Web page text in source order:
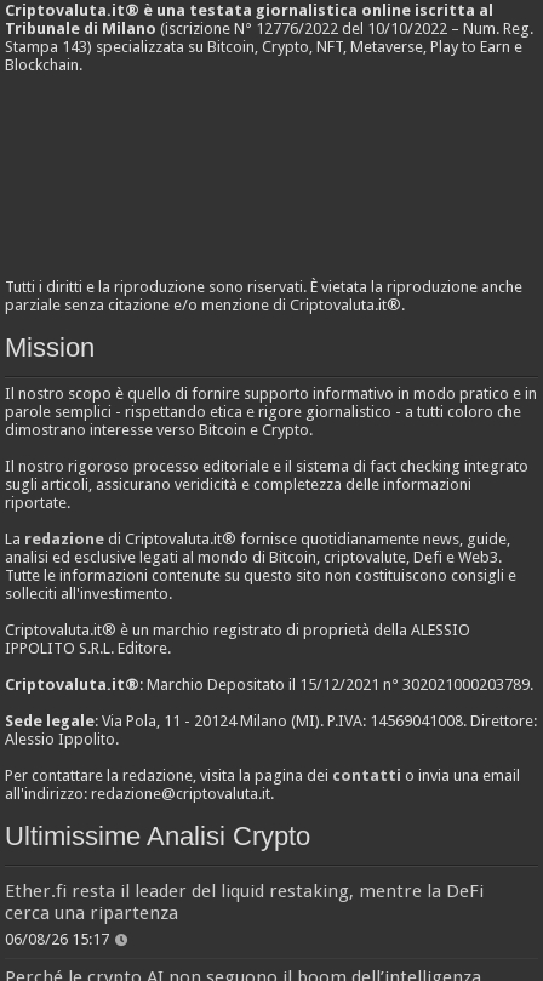
Criptovaluta.it® è una testata giornalistica online iscritta al
Tribunale di Milano (iscrizione N° 12776/2022 del 10/10/2022 – Num. Reg.
Stampa 143) specializzata su Bitcoin, Crypto, NFT, Metaverse, Play to Earn e
Blockchain.
Tutti i diritti e la riproduzione sono riservati. È vietata la riproduzione anche
parziale senza citazione e/o menzione di Criptovaluta.it®.
Mission
Il nostro scopo è quello di fornire supporto informativo in modo pratico e in
parole semplici - rispettando etica e rigore giornalistico - a tutti coloro che
dimostrano interesse verso Bitcoin e Crypto.
Il nostro rigoroso processo editoriale e il sistema di fact checking integrato
sugli articoli, assicurano veridicità e completezza delle informazioni
riportate.
La redazione di Criptovaluta.it® fornisce quotidianamente news, guide,
analisi ed esclusive legati al mondo di Bitcoin, criptovalute, Defi e Web3.
Tutte le informazioni contenute su questo sito non costituiscono consigli e
solleciti all'investimento.
Criptovaluta.it® è un marchio registrato di proprietà della ALESSIO
IPPOLITO S.R.L. Editore.
Criptovaluta.it®: Marchio Depositato il 15/12/2021 n° 302021000203789.
Sede legale: Via Pola, 11 - 20124 Milano (MI). P.IVA: 14569041008. Direttore:
Alessio Ippolito.
Per contattare la redazione, visita la pagina dei contatti o invia una email
all'indirizzo:redazione@criptovaluta.it.
Ultimissime Analisi Crypto
Ether.fi resta il leader del liquid restaking, mentre la DeFi
cerca una ripartenza
06/08/26 15:17